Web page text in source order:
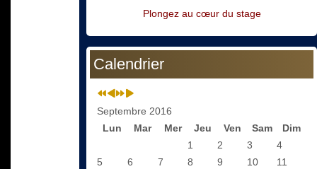
Plongez au cœur du stage
Calendrier
Septembre 2016
Lun
Mar Mer Jeu Ven Sam
Dim
1
2 3
4
5
6 7 8 9 10
11